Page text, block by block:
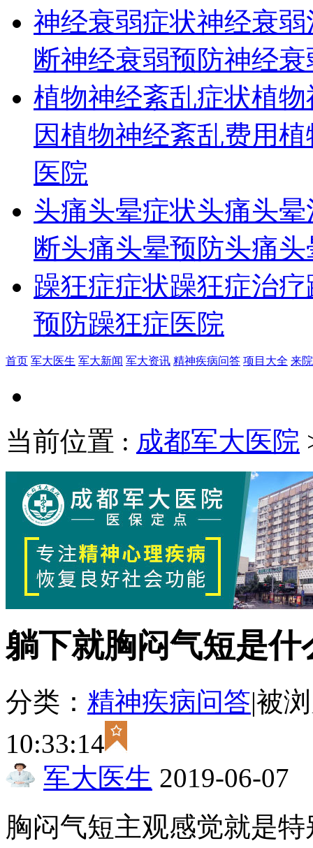
神经衰弱症状神经衰弱
断神经衰弱预防神经
植物神经紊乱症状植物
因植物神经紊乱费用植
医院
头痛头晕症状头痛头
断头痛头晕预防头痛
躁狂症症状躁狂症治疗
预防躁狂症医院
首页 军大医生 军大新闻 军大资讯 精神疾病问答 项目大全 来
当前位置 : 成都军大医院
躺下就胸闷气短是什
分类： 精神疾病问答|被
10:33:14
军大医生 2019-06-07
胸闷气短主观感觉就是